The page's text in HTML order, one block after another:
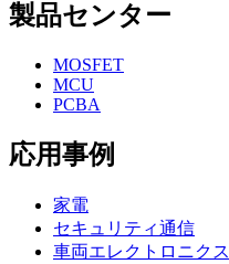
製品センター
MOSFET
MCU
PCBA
応用事例
家電
セキュリティ通信
車両エレクトロニクス